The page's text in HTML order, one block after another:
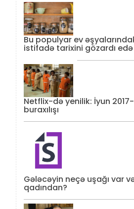
Bu populyar ev
istifadə tarixini gözardı
Netflix-də yenilik: İyun
buraxılışı
Gələcəyin neçə uşağı var
qadından?